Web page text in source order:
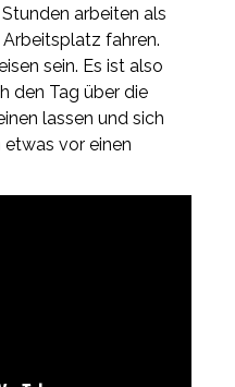
arbeiten als
fahren.
sein. Es ist also
den Tag über die
lassen und sich
vor einen